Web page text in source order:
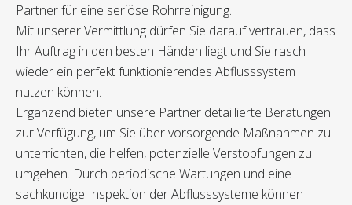
Partner für eine seriöse Rohrreinigung.
Mit unserer Vermittlung dürfen Sie darauf vertrauen, dass
Ihr Auftrag in den besten Händen liegt und Sie rasch
wieder ein perfekt funktionierendes Abflusssystem
nutzen können.
Ergänzend bieten unsere Partner detaillierte Beratungen
zur Verfügung, um Sie über vorsorgende Maßnahmen zu
unterrichten, die helfen, potenzielle Verstopfungen zu
umgehen. Durch periodische Wartungen und eine
sachkundige Inspektion der Abflusssysteme können